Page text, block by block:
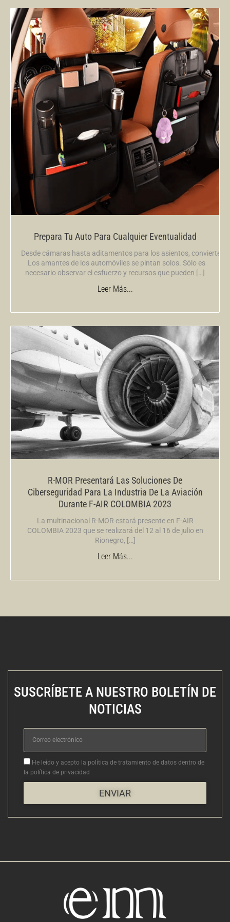
Prepara Tu Auto Para Cualquier Eventualidad
Desde cámaras hasta aditamentos para los asientos, convierte
Los amantes de los automóviles se pintan solos. Sólo es
necesario observar el esfuerzo y recursos que pueden […]
Leer Más...
R-MOR Presentará Las Soluciones De
Ciberseguridad Para La Industria De La Aviación
Durante F-AIR COLOMBIA 2023
La multinacional R-MOR estará presente en F-AIR
COLOMBIA 2023 que se realizará del 12 al 16 de julio en
Rionegro, […]
Leer Más...
SUSCRÍBETE A NUESTRO BOLETÍN DE
NOTICIAS
electrónico
Aceptacion
He leído y acepto la política de tratamiento de datos dentro de
la política de privacidad
ENVIAR